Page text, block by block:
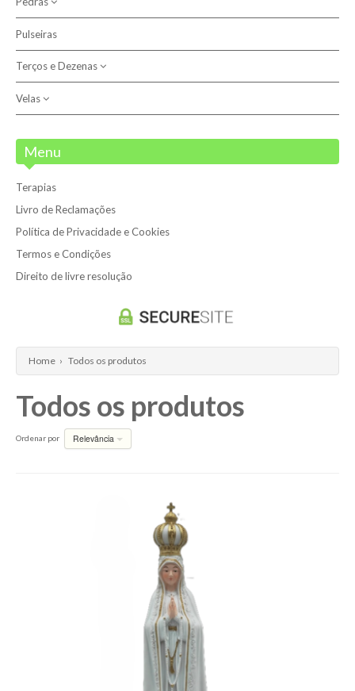
Anjo do Signo
Santos
Outros
Pedras
Pulseiras
Pulseiras
Terços e Dezenas
Dezenas
Velas
Velas 7 Dias
Velões
Menu
Terapias
Livro de Reclamações
Política de Privacidade e Cookies
Termos e Condições
Direito de livre resolução
Home › Todos os produtos
Todos os produtos
Ordenar por Relevância